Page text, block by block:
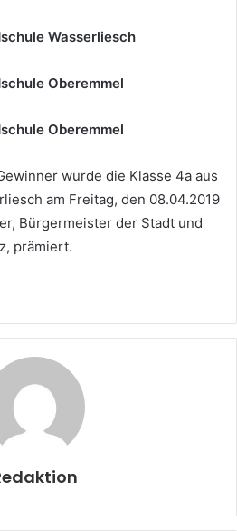
Wasserliesch
Oberemmel
Oberemmel
wurde die Klasse 4a aus
am Freitag, den 08.04.2019
Bürgermeister der Stadt und
prämiert.